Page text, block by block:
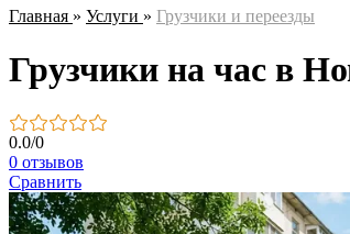
Главная » Услуги » Грузчики и переезды
Грузчики на час в
0.0/0
0 отзывов
Сравнить